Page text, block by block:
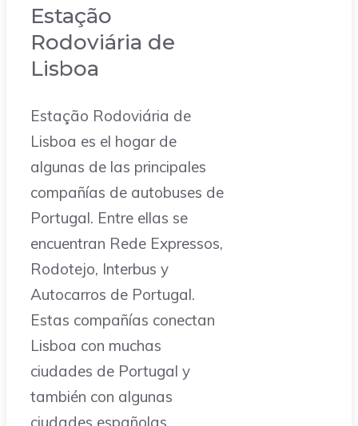
Estação
Rodoviária de
Lisboa
Estação Rodoviária de
Lisboa es el hogar de
algunas de las principales
compañías de autobuses de
Portugal. Entre ellas se
encuentran Rede Expressos,
Rodotejo, Interbus y
Autocarros de Portugal.
Estas compañías conectan
Lisboa con muchas
ciudades de Portugal y
también con algunas